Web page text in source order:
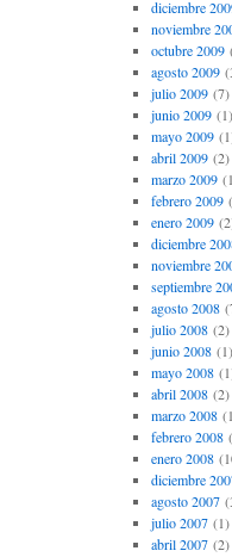
diciembre
noviembre
octubre 2009
agosto 2009
julio 2009(7)
junio 2009(1)
mayo 2009
abril 2009(2)
marzo 2009
febrero 2009
enero 2009
diciembre
noviembre
septiembre
agosto 2008
julio 2008(2)
junio 2008(1)
mayo 2008
abril 2008(2)
marzo 2008
febrero 2008
enero 2008
diciembre
agosto 2007
julio 2007(1)
abril 2007(2)